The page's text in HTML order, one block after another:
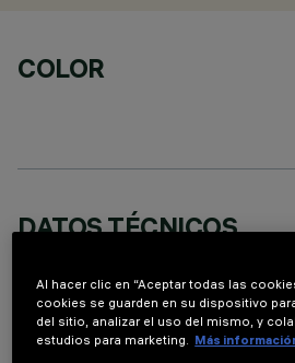
COLOR
DATOS TÉCNICOS
DESCRIPCIÓN
Al hacer clic en “Aceptar todas las
cookies se guarden en su dispositivo
del sitio, analizar el uso del mismo, y
estudios para marketing. Más